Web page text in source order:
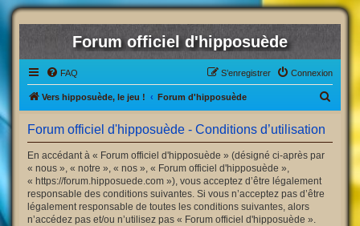
Forum officiel d'hipposuède
FAQ Connexion
S’enregistrer
Vers hipposuède, le jeu ! Forum d'hipposuède
Forum officiel d'hipposuède - Conditions d’utilisation
En accédant à « Forum officiel d'hipposuède » (désigné ci-après par
« nous », « notre », « nos », « Forum officiel d'hipposuède »,
« https://forum.hipposuede.com »), vous acceptez d’être légalement
responsable des conditions suivantes. Si vous n’acceptez pas d’être
légalement responsable de toutes les conditions suivantes, alors
n’accédez pas et/ou n’utilisez pas « Forum officiel d'hipposuède ».